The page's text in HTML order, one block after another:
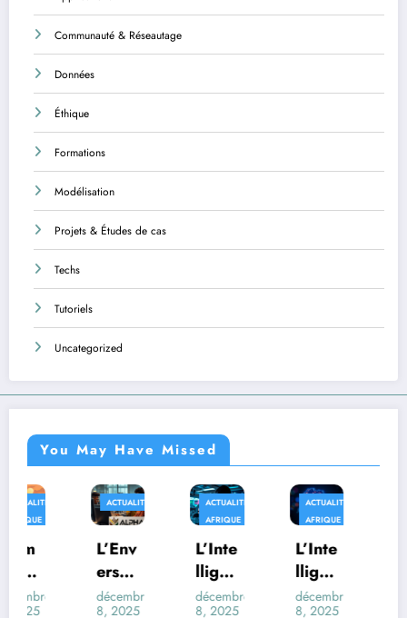
Communauté & Réseautage
Données
Éthique
Formations
Modélisation
Projets & Études de cas
Techs
Tutoriels
Uncategorized
You May Have Missed
ACTUALITÉS
L’Env
ers
du
décembre
8, 2025
ACTUALITÉS
AFRIQUE
L’Inte
lligen
ce
décembre
8, 2025
ACTUALITÉS
L’Inte
lligen
ce
décembre
8, 2025
AFRIQUE
Au-
delà
des
décembre
8, 2025